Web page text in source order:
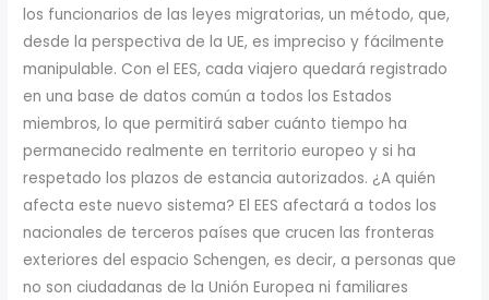
los funcionarios de las leyes migratorias, un método, que,
desde la perspectiva de la UE, es impreciso y fácilmente
manipulable. Con el EES, cada viajero quedará registrado
en una base de datos común a todos los Estados
miembros, lo que permitirá saber cuánto tiempo ha
permanecido realmente en territorio europeo y si ha
respetado los plazos de estancia autorizados. ¿A quién
afecta este nuevo sistema? El EES afectará a todos los
nacionales de terceros países que crucen las fronteras
exteriores del espacio Schengen, es decir, a personas que
no son ciudadanas de la Unión Europea ni familiares